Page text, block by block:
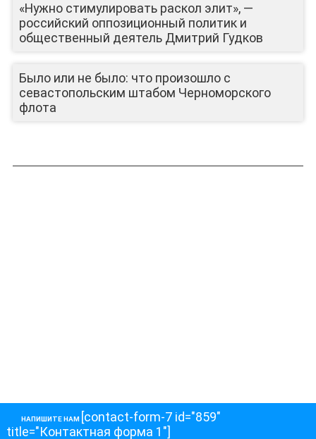
«Нужно стимулировать раскол элит», —
российский оппозиционный политик и
общественный деятель Дмитрий Гудков
Было или не было: что произошло с
севастопольским штабом Черноморского
флота
НАПИШИТЕ НАМ [contact-form-7 id="859"
title="Контактная форма 1"]